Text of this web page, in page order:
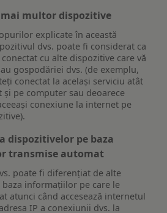
mai multor dispozitive
explicate în această
dvs. poate fi considerat ca
cu alte dispozitive care vă
gospodăriei dvs. (de exemplu,
conectat la același serviciu atât
și pe computer sau deoarece
conexiune la internet pe
dispozitivelor pe baza
transmise automat
poate fi diferențiat de alte
baza informațiilor pe care le
atunci când accesează internetul
IP a conexiunii dvs. la